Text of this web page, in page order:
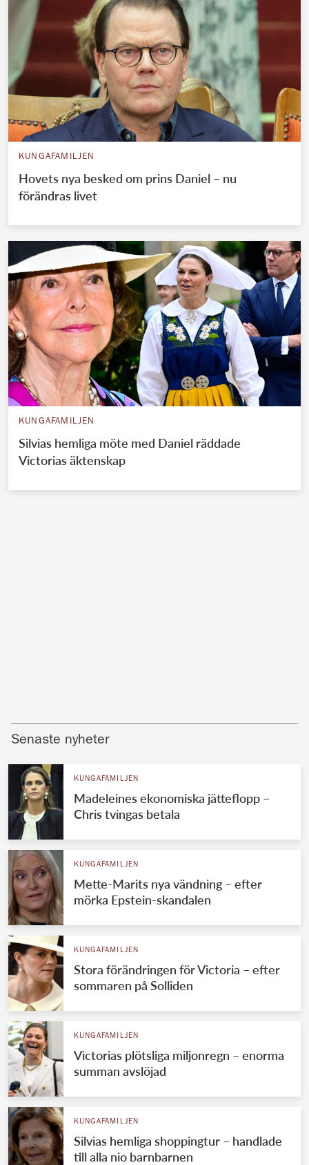
KUNGAFAMILJEN
Hovets nya besked om prins Daniel – nu
förändras livet
KUNGAFAMILJEN
Silvias hemliga möte med Daniel räddade
Victorias äktenskap
Senaste nyheter
KUNGAFAMILJEN
Madeleines ekonomiska jätteflopp –
Chris tvingas betala
KUNGAFAMILJEN
Mette-Marits nya vändning – efter
mörka Epstein-skandalen
KUNGAFAMILJEN
Stora förändringen för Victoria – efter
sommaren på Solliden
KUNGAFAMILJEN
Victorias plötsliga miljonregn – enorma
summan avslöjad
KUNGAFAMILJEN
Silvias hemliga shoppingtur – handlade
till alla nio barnbarnen